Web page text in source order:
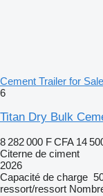
Cement Trailer for
6
Titan Dry Bulk
8 282 000 F CFA 14
Citerne de ciment
2026
Capacité de charge
ressort/ressort